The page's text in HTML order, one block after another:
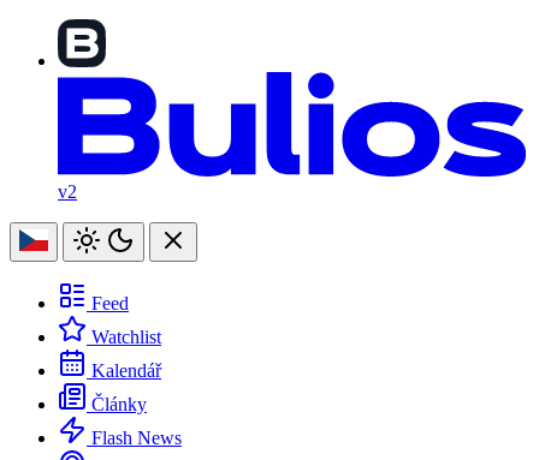
v2
Feed
Watchlist
Kalendář
Články
Flash News